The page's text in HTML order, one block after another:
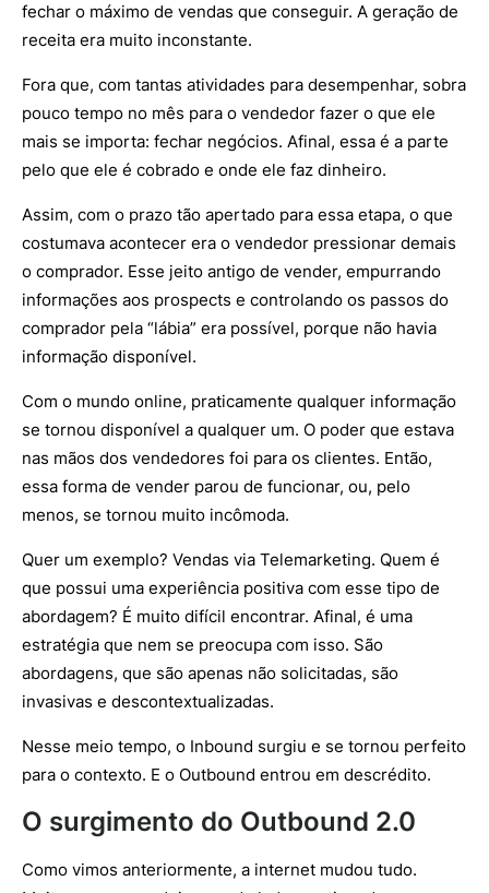
fechar o máximo de vendas que conseguir. A geração de
receita era muito inconstante.
Fora que, com tantas atividades para desempenhar, sobra
pouco tempo no mês para o vendedor fazer o que ele
mais se importa: fechar negócios. Afinal, essa é a parte
pelo que ele é cobrado e onde ele faz dinheiro.
Assim, com o prazo tão apertado para essa etapa, o que
costumava acontecer era o vendedor pressionar demais
o comprador. Esse jeito antigo de vender, empurrando
informações aos prospects e controlando os passos do
comprador pela “lábia” era possível, porque não havia
informação disponível.
Com o mundo online, praticamente qualquer informação
se tornou disponível a qualquer um. O poder que estava
nas mãos dos vendedores foi para os clientes. Então,
essa forma de vender parou de funcionar, ou, pelo
menos, se tornou muito incômoda.
Quer um exemplo? Vendas via Telemarketing. Quem é
que possui uma experiência positiva com esse tipo de
abordagem? É muito difícil encontrar. Afinal, é uma
estratégia que nem se preocupa com isso. São
abordagens, que são apenas não solicitadas, são
invasivas e descontextualizadas.
Nesse meio tempo, o Inbound surgiu e se tornou perfeito
para o contexto. E o Outbound entrou em descrédito.
O surgimento do Outbound 2.0
Como vimos anteriormente, a internet mudou tudo.